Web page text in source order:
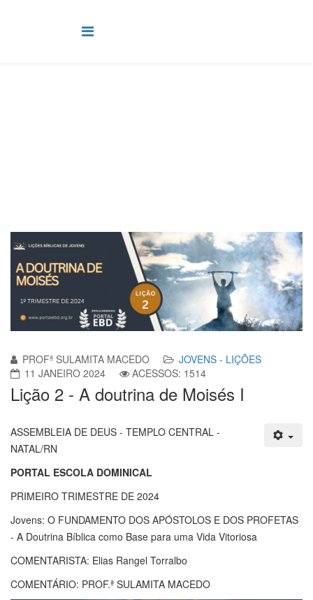
PROFª SULAMITA MACEDO
JOVENS - LIÇÕES
11 JANEIRO 2024
ACESSOS: 1514
Lição 2 - A doutrina de Moisés I
ASSEMBLEIA DE DEUS - TEMPLO CENTRAL -
NATAL/RN
PORTAL ESCOLA DOMINICAL
PRIMEIRO TRIMESTRE DE 2024
Jovens: O FUNDAMENTO DOS APÓSTOLOS E DOS PROFETAS
- A Doutrina Bíblica como Base para uma Vida Vitoriosa
COMENTARISTA: Elias Rangel Torralbo
COMENTÁRIO: PROF.ª SULAMITA MACEDO